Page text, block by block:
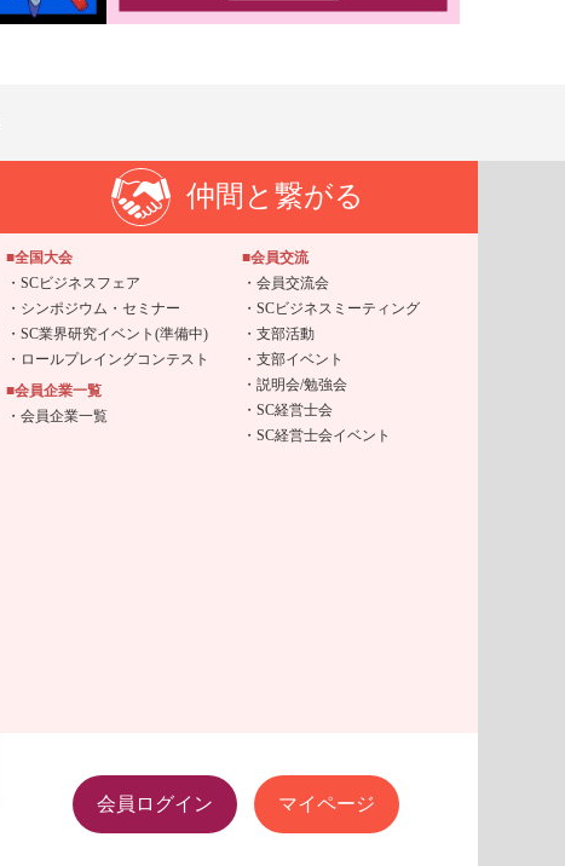
仲間と繋がる
■全国大会
SCビジネスフェア
シンポジウム・セミナー
SC業界研究イベント(準備中)
ロールプレイングコンテスト
■会員企業一覧
会員企業一覧
■会員交流
会員交流会
SCビジネスミーティング
支部活動
支部イベント
説明会/勉強会
SC経営士会
SC経営士会イベント
会員ログイン マイページ